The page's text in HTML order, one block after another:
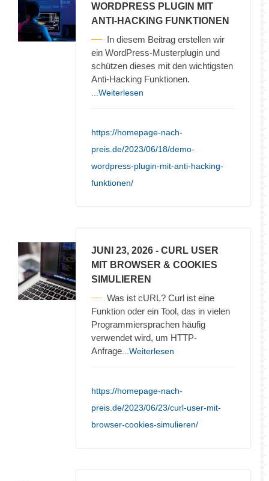
WORDPRESS PLUGIN MIT
ANTI-HACKING FUNKTIONEN
In diesem Beitrag erstellen wir
ein WordPress-Musterplugin und
schützen dieses mit den wichtigsten
Anti-Hacking Funktionen.
...Weiterlesen
https://homepage-nach-
preis.de/2023/06/18/demo-
wordpress-plugin-mit-anti-hacking-
funktionen/
JUNI 23, 2026 - CURL USER
MIT BROWSER & COOKIES
SIMULIEREN
Was ist cURL? Curl ist eine
Funktion oder ein Tool, das in vielen
Programmiersprachen häufig
verwendet wird, um HTTP-
Anfrage ...Weiterlesen
https://homepage-nach-
preis.de/2023/06/23/curl-user-mit-
browser-cookies-simulieren/